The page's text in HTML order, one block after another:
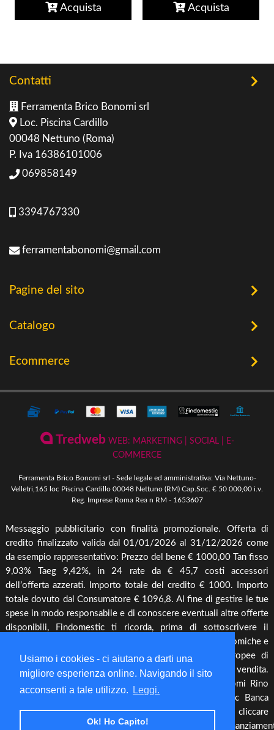
Usiamo i cookies - ci aiutano a darti una
migliore esperienza online. Navigando il sito
acconsenti a tale utilizzo.
Leggi.
Ok! Ho Capito!
Acquista Acquista
Contatti
Ferramenta Brico Bonomi srl
Loc. Piscina Cardillo
00048 Nettuno (Roma)
P. Iva 16386101006
069858149
3394767330
ferramentabonomi@gmail.com
Pagine del sito
Home
Offerte
Storia
Catalogo
Riscaldamento a Biomassa
Ferramenta & Fai Da Te
Giardinaggio
Piscine & Divertimento
Arredo Giardino & Mare
Mangimi & Pet Care
Agricoltura
Irrigazione & Pompe
Riscaldamento & Pannelli solari & Bollitori
Elettronica & illuminazione
Cura piante
Offerte
Ecommerce
Termini e Privacy
Condizioni Generali di Vendita
Pagamenti Disponibili
Spedizione e Imballaggio
Cambio, Resi e Rimborsi
TredwebWEB: MARKETING | SOCIAL | E-
COMMERCE
Ferramenta Brico Bonomi srl - Sede legale ed amministrativa: Via Nettuno-
Velletri,165 loc Piscina Cardillo 00048 Nettuno (RM) Cap.Soc. € 50 000,00 i.v.
Reg. Imprese Roma Rea n RM - 1653607
Messaggio pubblicitario con finalità promozionale. Offerta di
credito finalizzato valida dal 01/01/2026 al 31/12/2026 come
da esempio rappresentativo: Prezzo del bene € 1000,00 Tan fisso
9,03% Taeg 9,42%, in 24 rate da € 45,7 costi accessori
dell’offerta azzerati. Importo totale del credito € 1000. Importo
totale dovuto dal Consumatore € 1096,8. Al fine di gestire le tue
spese in modo responsabile e di conoscere eventuali altre offerte
disponibili, Findomestic ti ricorda, prima di sottoscrivere il
contratto, di prendere visione di tutte le condizioni economiche e
contrattuali, facendo riferimento alle Informazioni Europee di
Base sul Credito ai Consumatori (IEBCC) presso il punto vendita.
Salvo approvazione di Findomestic Banca S.p.A.. Bonomi Rino
opera quale intermediario del credito per Findomestic Banca
S.p.A., non in esclusiva, per maggiori info cliccare
https://www.findomestic.it/landing_page/ecommerce/